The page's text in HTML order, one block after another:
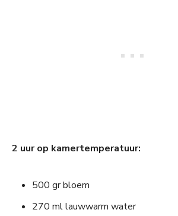
2 uur op kamertemperatuur:
500 gr bloem
270 ml lauwwarm water